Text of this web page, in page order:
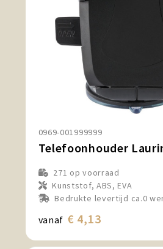
0969-001999999
271 op voorraad
Kunststof, ABS, EVA
Bedrukte levertijd ca.0
vanaf € 4,13